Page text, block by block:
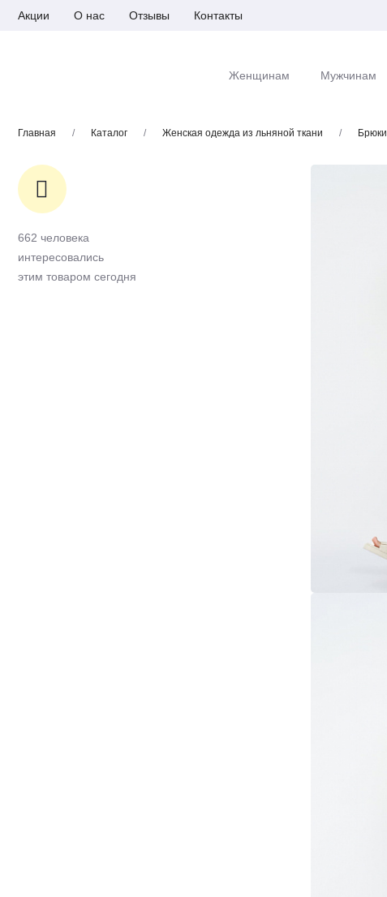
Акции О нас Отзывы Контакты
Женщинам Мужчинам
Главная / Каталог / Женская одежда из льняной ткани / Брюки
662 человека
интересовались
этим товаром сегодня